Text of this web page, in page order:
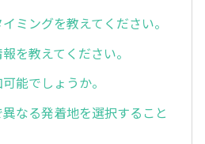
ミングを教えてください。
を教えてください。
能でしょうか。
なる発着地を選択すること